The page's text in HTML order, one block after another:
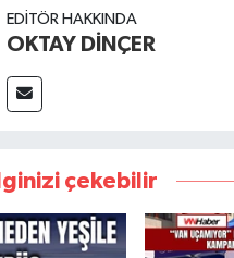
EDITÖR HAKKINDA
OKTAY DİNÇER
çekebilir